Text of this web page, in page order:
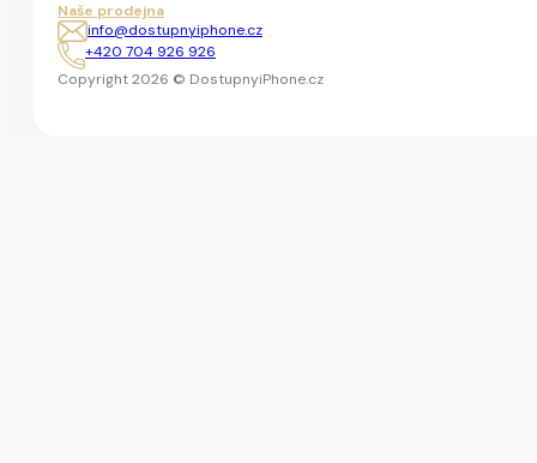
Naše prodejna
info@dostupnyiphone.cz
+420 704 926 926
Copyright 2026 © DostupnyiPhone.cz